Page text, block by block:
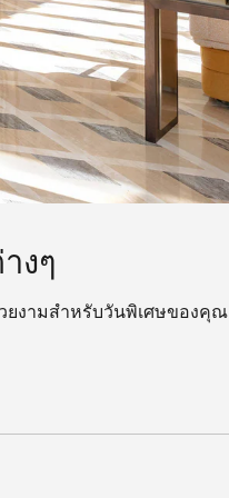
งๆ
ยงามสำหรับวันพิเศษของคุณ